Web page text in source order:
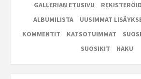
GALLERIAN ETUSIVU
ALBUMILISTA
UUSIMMAT
KOMMENTIT
KATSOTUIMMAT
SUOSIKIT
HAKU